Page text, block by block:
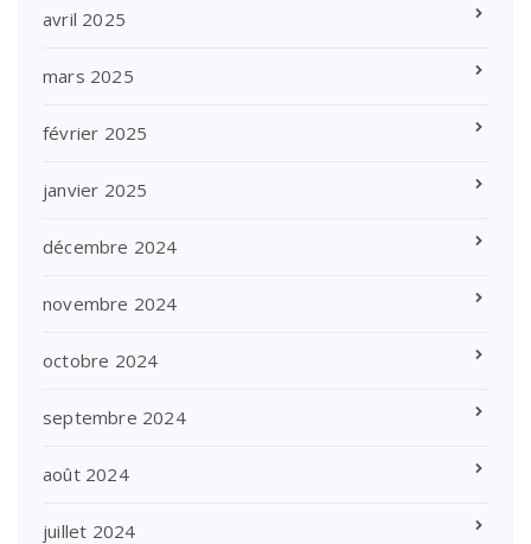
avril 2025
mars 2025
février 2025
janvier 2025
décembre 2024
novembre 2024
octobre 2024
septembre 2024
août 2024
juillet 2024